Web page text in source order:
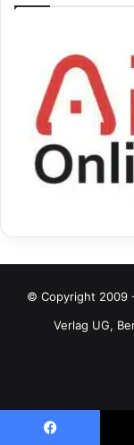
© Copyright 2009
Verlag UG,